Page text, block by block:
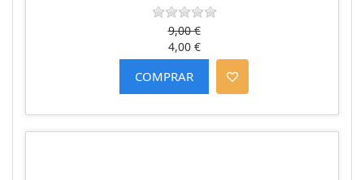
9,00 €
4,00 €